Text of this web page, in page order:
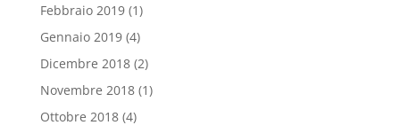
Febbraio 2019(1)
Gennaio 2019(4)
Dicembre 2018(2)
Novembre 2018(1)
Ottobre 2018(4)